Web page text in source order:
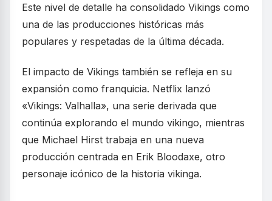
Este nivel de detalle ha consolidado Vikings como
una de las producciones históricas más
populares y respetadas de la última década.
El impacto de Vikings también se refleja en su
expansión como franquicia. Netflix lanzó
«Vikings: Valhalla», una serie derivada que
continúa explorando el mundo vikingo, mientras
que Michael Hirst trabaja en una nueva
producción centrada en Erik Bloodaxe, otro
personaje icónico de la historia vikinga.